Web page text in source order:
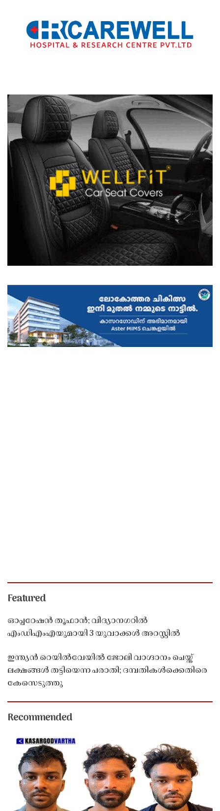
Featured
ഓപ്പറേഷൻ തൂഫാൻ; വിദ്യാനഗറിൽ
എംഡിഎംഎയുമായി 3 യുവാക്കൾ അറസ്റ്റിൽ
ഇന്ത്യൻ റെയിൽവേയിൽ ജോലി വാഗ്ദാനം ചെയ്ത്
ലക്ഷങ്ങൾ തട്ടിയെന്ന പരാതി; ദമ്പതികൾക്കെതിരെ
കേസെടുത്തു
Recommended